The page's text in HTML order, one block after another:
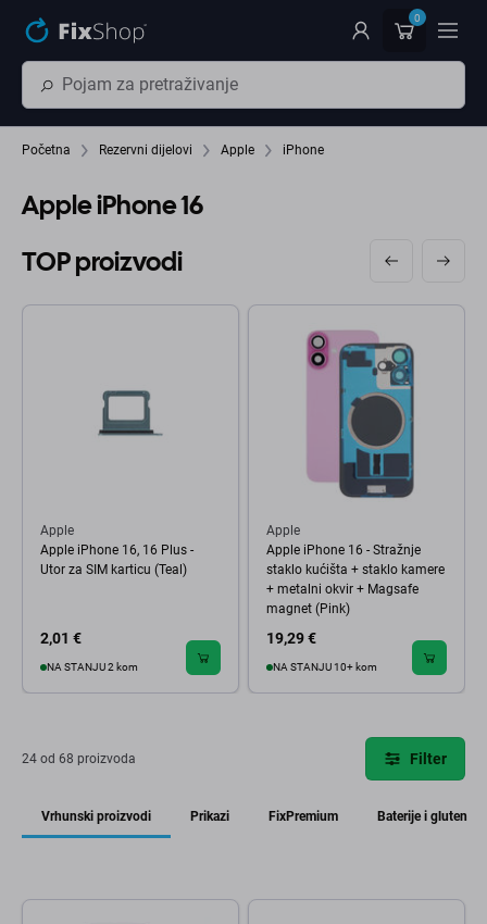
0
Početna Rezervni dijelovi Apple iPhone
Apple iPhone 16
TOP proizvodi
Apple
Apple iPhone 16, 16 Plus -
Utor za SIM karticu (Teal)
2,01 €
NA STANJU 2 kom
Apple
Apple iPhone 16 - Stražnje
staklo kućišta + staklo kamere
+ metalni okvir + Magsafe
magnet (Pink)
19,29 €
NA STANJU 10+ kom
24 od 68 proizvoda Filter
Vrhunski proizvodi Prikazi FixPremium Baterije i gluten